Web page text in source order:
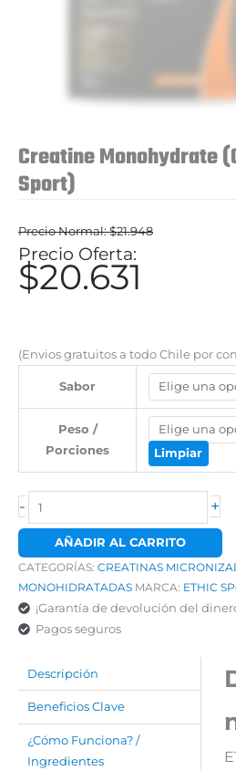
Creatine Monohydrate
Sport)
$21.948
El
precio
era:
$21.948.
$20.631
es:
(Envios gratuitos a todo Chile por
Sabor
Peso /
Porciones
Limpiar
- +
AÑADIR AL CARRITO
CATEGORÍAS: CREATINAS
MONOHIDRATADAS MARCA: ETHIC
¡Garantía de devolución del
Pagos seguros
Descripción
Beneficios Clave
¿Cómo Funciona? /
Ingredientes